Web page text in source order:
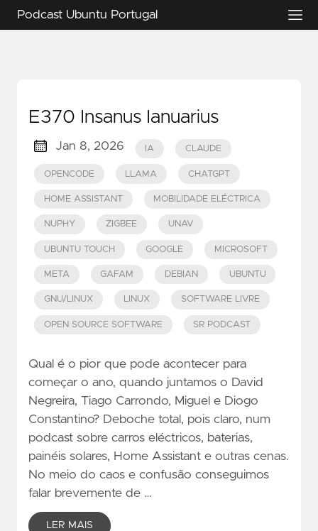
Podcast Ubuntu Portugal
E370 Insanus Ianuarius
Jan 8, 2026 IA CLAUDE
OPENCODE LLAMA CHATGPT
HOME ASSISTANT MOBILIDADE ELÉCTRICA
NUPHY ZIGBEE UNAV
UBUNTU TOUCH GOOGLE MICROSOFT
META GAFAM DEBIAN UBUNTU
GNU/LINUX LINUX SOFTWARE LIVRE
OPEN SOURCE SOFTWARE SR PODCAST
Qual é o pior que pode acontecer para
começar o ano, quando juntamos o David
Negreira, Tiago Carrondo, Miguel e Diogo
Constantino? Deboche total, pois claro, num
podcast sobre carros eléctricos, baterias,
painéis solares, Home Assistant e outras cenas.
No meio do caos e confusão conseguimos
falar brevemente de …
LER MAIS